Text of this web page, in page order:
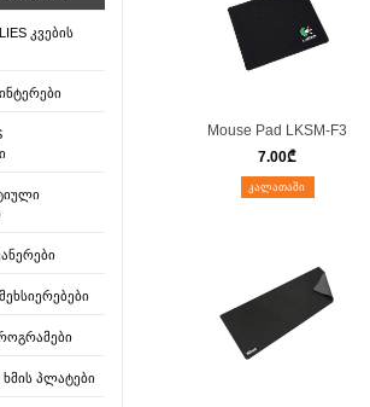
ᲙᲕᲔᲑᲘᲡ
ᲮᲛᲘᲡ ᲞᲚᲐᲢᲔᲑᲘ
Mouse Pad LKSM-F3
7.00₾
ᲙᲐᲚᲐᲗᲐᲨᲘ